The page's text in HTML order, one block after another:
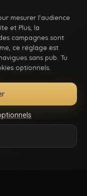
mesurer l’audience
et Plus, la
campagnes sont
ce réglage est
sans pub. Tu
optionnels.
SUPPORT / CONTACT
18 U.S.C. 2257
gay beur et métissé : des
actifs, des passifs
mate, et régale-toi. Balance-
réservés.